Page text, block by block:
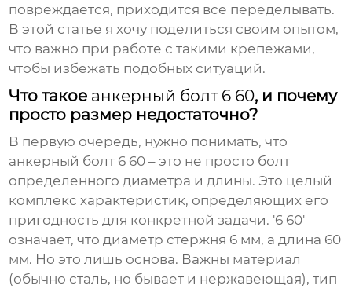
повреждается, приходится все переделывать.
В этой статье я хочу поделиться своим опытом,
что важно при работе с такими крепежами,
чтобы избежать подобных ситуаций.
Что такое анкерный болт 6 60, и почему
просто размер недостаточно?
В первую очередь, нужно понимать, что
анкерный болт 6 60 – это не просто болт
определенного диаметра и длины. Это целый
комплекс характеристик, определяющих его
пригодность для конкретной задачи. '6 60'
означает, что диаметр стержня 6 мм, а длина 60
мм. Но это лишь основа. Важны материал
(обычно сталь, но бывает и нержавеющая), тип